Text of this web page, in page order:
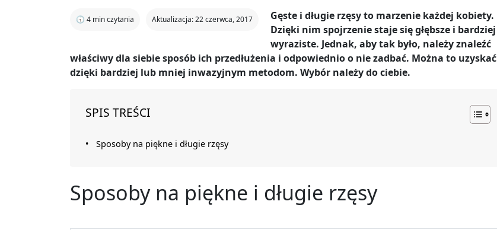
🕣 4 min czytania Aktualizacja: 22 czerwca, 2017
Gęste i długie rzęsy to marzenie każdej kobiety.
Dzięki nim spojrzenie staje się głębsze i bardziej
wyraziste. Jednak, aby tak było, należy znaleźć
właściwy dla siebie sposób ich przedłużenia i odpowiednio o nie zadbać. Można to uzyskać
dzięki bardziej lub mniej inwazyjnym metodom. Wybór należy do ciebie.
SPIS TREŚCI
Sposoby na piękne i długie rzęsy
Sposoby na piękne i długie rzęsy